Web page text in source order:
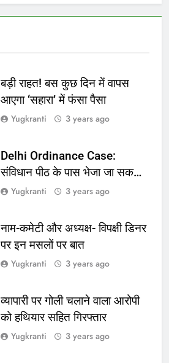
बड़ी राहत! बस कुछ दिन में वापस
आएगा ‘सहारा’ में फंसा पैसा
Yugkranti 3 years ago
Delhi Ordinance Case:
संविधान पीठ के पास भेजा जा सकता
है अध्यादेश का मामला
Yugkranti 3 years ago
नाम-कमेटी और अध्यक्ष- विपक्षी डिनर
पर इन मसलों पर बात
Yugkranti 3 years ago
व्यापारी पर गोली चलाने वाला आरोपी
को हथियार सहित गिरफ्तार
Yugkranti 3 years ago